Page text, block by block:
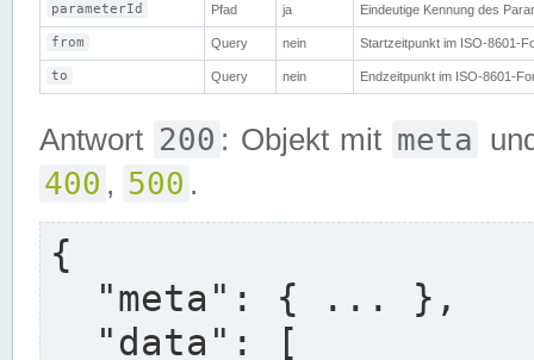
parameterId Pfad ja Eindeutige Kennung des
from Query nein Startzeitpunkt im ISO-8601-
to Query nein Endzeitpunkt im ISO-8601-
Antwort 200 : Objekt mit meta
400 , 500 .
{